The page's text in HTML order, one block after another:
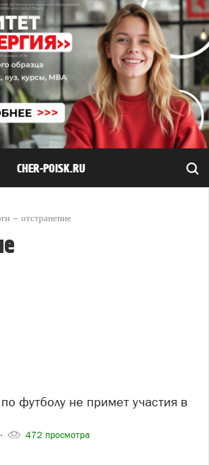
CHER-POISK.RU
отстранение
472 просмотра